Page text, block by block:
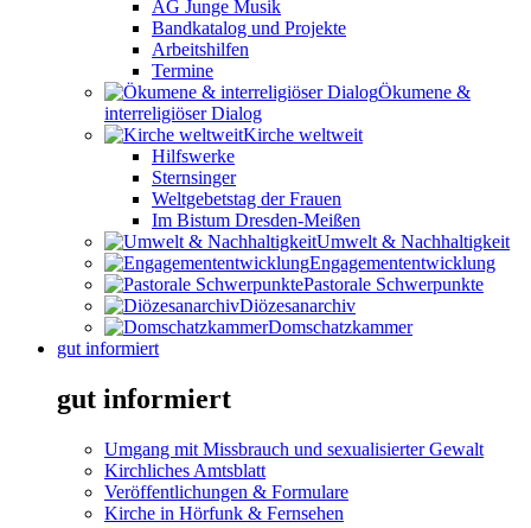
AG Junge Musik
Bandkatalog und Projekte
Arbeitshilfen
Termine
Ökumene &
interreligiöser Dialog
Kirche weltweit
Hilfswerke
Sternsinger
Weltgebetstag der Frauen
Im Bistum Dresden-Meißen
Umwelt & Nachhaltigkeit
Engagemententwicklung
Pastorale Schwerpunkte
Diözesanarchiv
Domschatzkammer
gut informiert
gut informiert
Umgang mit Missbrauch und sexualisierter Gewalt
Kirchliches Amtsblatt
Veröffentlichungen & Formulare
Kirche in Hörfunk & Fernsehen